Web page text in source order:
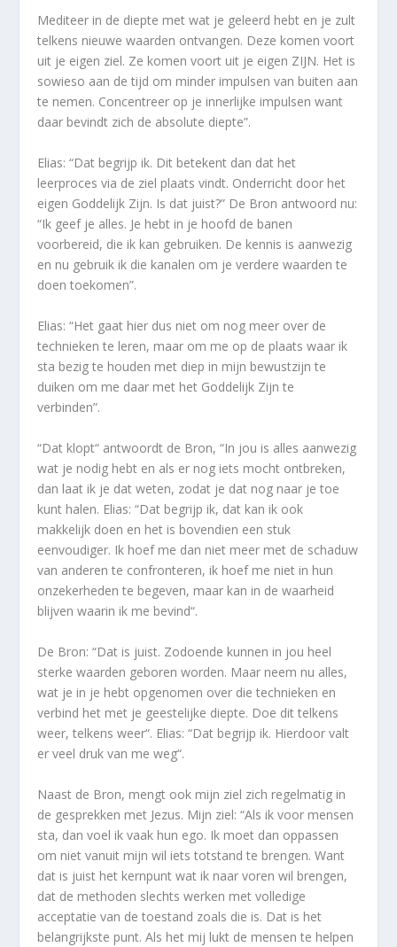
Mediteer in de diepte met wat je geleerd hebt en je zult
telkens nieuwe waarden ontvangen. Deze komen voort
uit je eigen ziel. Ze komen voort uit je eigen ZIJN. Het is
sowieso aan de tijd om minder impulsen van buiten aan
te nemen. Concentreer op je innerlijke impulsen want
daar bevindt zich de absolute diepte”.
Elias: “Dat begrijp ik. Dit betekent dan dat het
leerproces via de ziel plaats vindt. Onderricht door het
eigen Goddelijk Zijn. Is dat juist?” De Bron antwoord nu:
“Ik geef je alles. Je hebt in je hoofd de banen
voorbereid, die ik kan gebruiken. De kennis is aanwezig
en nu gebruik ik die kanalen om je verdere waarden te
doen toekomen”.
Elias: “Het gaat hier dus niet om nog meer over de
technieken te leren, maar om me op de plaats waar ik
sta bezig te houden met diep in mijn bewustzijn te
duiken om me daar met het Goddelijk Zijn te
verbinden”.
“Dat klopt“ antwoordt de Bron, “In jou is alles aanwezig
wat je nodig hebt en als er nog iets mocht ontbreken,
dan laat ik je dat weten, zodat je dat nog naar je toe
kunt halen. Elias: “Dat begrijp ik, dat kan ik ook
makkelijk doen en het is bovendien een stuk
eenvoudiger. Ik hoef me dan niet meer met de schaduw
van anderen te confronteren, ik hoef me niet in hun
onzekerheden te begeven, maar kan in de waarheid
blijven waarin ik me bevind“.
De Bron: “Dat is juist. Zodoende kunnen in jou heel
sterke waarden geboren worden. Maar neem nu alles,
wat je in je hebt opgenomen over die technieken en
verbind het met je geestelijke diepte. Doe dit telkens
weer, telkens weer“. Elias: “Dat begrijp ik. Hierdoor valt
er veel druk van me weg“.
Naast de Bron, mengt ook mijn ziel zich regelmatig in
de gesprekken met Jezus. Mijn ziel: “Als ik voor mensen
sta, dan voel ik vaak hun ego. Ik moet dan oppassen
om niet vanuit mijn wil iets totstand te brengen. Want
dat is juist het kernpunt wat ik naar voren wil brengen,
dat de methoden slechts werken met volledige
acceptatie van de toestand zoals die is. Dat is het
belangrijkste punt. Als het mij lukt de mensen te helpen